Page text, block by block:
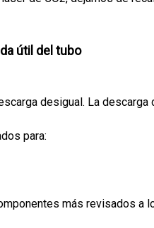
útil del tubo
desigual. La
para:
más revisados